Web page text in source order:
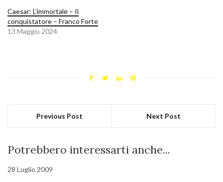
Caesar: L’immortale – Il
conquistatore – Franco Forte
13 Maggio 2024
Previous Post Next Post
Potrebbero interessarti anche...
28 Luglio 2009